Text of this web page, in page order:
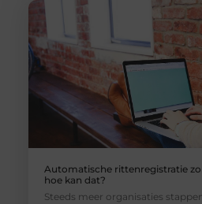
Automatische rittenregistratie
hoe kan dat?
Steeds meer organisaties